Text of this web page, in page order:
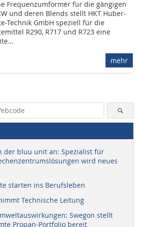
Frequenzumformer für die gängigen
und deren Blends stellt HKT Huber-
Technik GmbH speziell für die
R290, R717 und R723 eine
mehr
der bluu unit an: Spezialist für
wird neues
starten ins Berufsleben
Technische Leitung
Swegon stellt
Propan-Portfolio bereit